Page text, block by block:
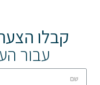
קבלו
עבור